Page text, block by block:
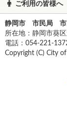
ご利用の皆様へ
静岡市 市民局 市
所在地：静岡市葵
電話：054-221-
Copyright (C) City